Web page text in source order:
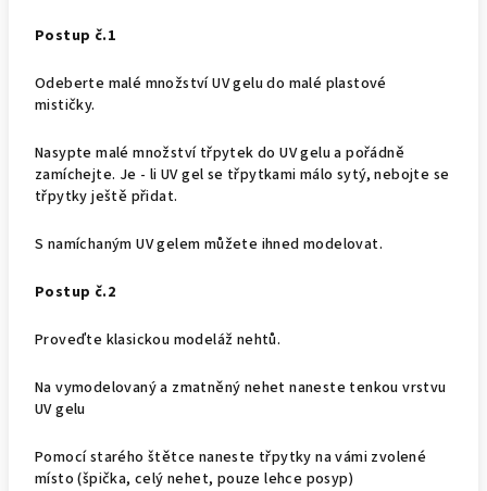
Postup č.1
Odeberte malé množství UV gelu do malé plastové
mističky.
Nasypte malé množství třpytek do UV gelu a pořádně
zamíchejte. Je - li UV gel se třpytkami málo sytý, nebojte se
třpytky ještě přidat.
S namíchaným UV gelem můžete ihned modelovat.
Postup č.2
Proveďte klasickou modeláž nehtů.
Na vymodelovaný a zmatněný nehet naneste tenkou vrstvu
UV gelu
Pomocí starého štětce naneste třpytky na vámi zvolené
místo (špička, celý nehet, pouze lehce posyp)